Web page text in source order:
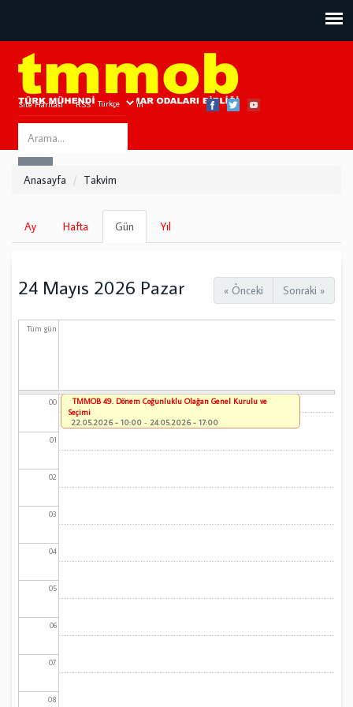
Site Haritası RSS Bize Ulaşın
Search
this
Anasayfa Takvim
Birincil
sekmeler
Ay Hafta Gün
sekme)
Yıl
« Önceki Sonraki »
24 Mayıs 2026 Pazar
Tüm gün
00
01
02
03
04
05
06
07
08
TMMOB 49. Dönem Çoğunluklu Olağan Genel Kurulu ve
Seçimi
22.05.2026 - 10:00 - 24.05.2026 - 17:00